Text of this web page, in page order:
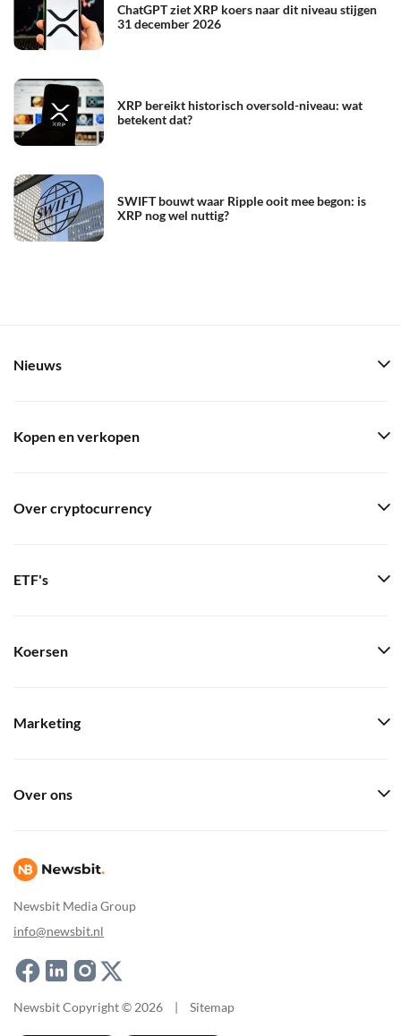
ChatGPT ziet XRP koers naar dit niveau stijgen
31 december 2026
XRP bereikt historisch oversold-niveau: wat
betekent dat?
SWIFT bouwt waar Ripple ooit mee begon: is
XRP nog wel nuttig?
Newsbit Media Group
info@newsbit.nl
Nieuws
Kopen en verkopen
Over cryptocurrency
ETF's
Koersen
Marketing
Over ons
Newsbit Copyright © 2026 | Sitemap